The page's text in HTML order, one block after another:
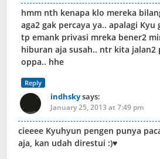
hmm nth kenapa klo mereka
aga2 gak percaya ya.. apalagi Kyu
tp emank privasi mreka bener2
hiburan aja susah.. ntr kita jalan2
oppa.. hhe
Reply
indhskysays:
January 25, 2013 at 7:49 pm
cieeee Kyuhyun pengen punya
aja, kan udah direstui :)♥